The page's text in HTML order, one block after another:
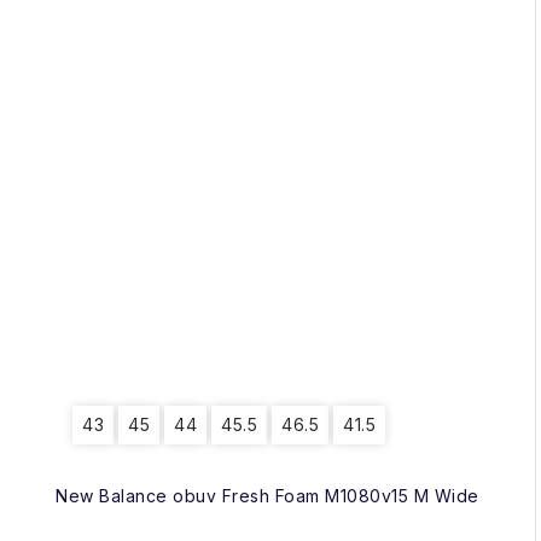
New Balance obuv Fresh Foam M1080v15 M Wide
43 45 44 45.5 46.5 41.5